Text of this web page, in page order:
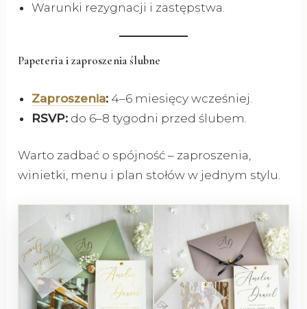
Warunki rezygnacji i zastępstwa.
Papeteria i zaproszenia ślubne
Zaproszenia: 4–6 miesięcy wcześniej.
RSVP: do 6–8 tygodni przed ślubem.
Warto zadbać o spójność – zaproszenia,
winietki, menu i plan stołów w jednym stylu.